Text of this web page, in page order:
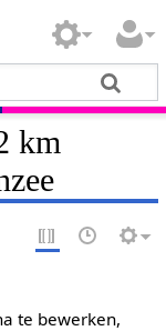
km
te bewerken,